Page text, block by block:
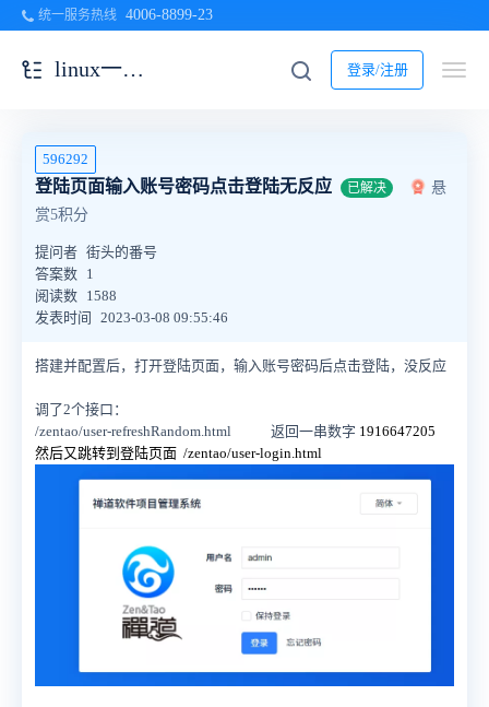
统一服务热线 4006-8899-23
登录/注册
linux一键安装包
596292
登陆页面输入账号密码点击登陆无反应 已解决
悬
赏5积分
提问者 街头的番号
答案数 1
阅读数 1588
发表时间
2023-03-08 09:55:46
搭建并配置后，打开登陆页面，输入账号密码后点击登陆，没反应
调了2个接口：
/zentao/user-refreshRandom.html 返回一串数字 1916647205
然后又跳转到登陆页面 /zentao/user-login.html